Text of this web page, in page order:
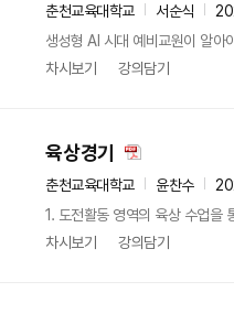
춘천교육대학교 서순식
생성형 AI 시대 예비교원이 알아
차시보기
강의담기
육상경기
춘천교육대학교 윤찬수
1. 도전활동 영역의 육상 수업을
차시보기
강의담기